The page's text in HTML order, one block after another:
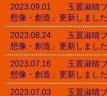
2023.09.01 玉置淑晴ブ
想像・創造」更新しました
2023.08.24 玉置淑晴ブ
想像・創造」更新しました
2023.07.16 玉置淑晴ブ
想像・創造」更新しました
2023.07.03 玉置淑晴ブ